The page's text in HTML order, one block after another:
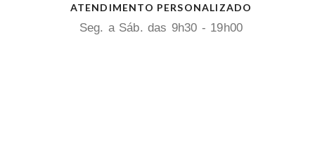
ATENDIMENTO PERSONALIZADO
Seg. a Sáb. das 9h30 - 19h00